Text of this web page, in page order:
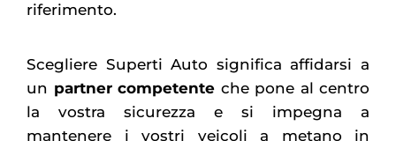
riferimento.
Scegliere Superti Auto significa affidarsi a
un partner competente che pone al centro
la vostra sicurezza e si impegna a
mantenere i vostri veicoli a metano in